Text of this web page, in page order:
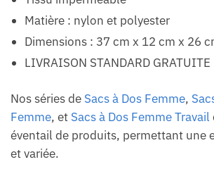
Matière : nylon et polyester
Dimensions : 37 cm x 12 cm x 26
LIVRAISON STANDARD GRATUITE
Nos séries de Sacs à Dos Femme,
Femme, et Sacs à Dos Femme Travail
éventail de produits, permettant une
et variée.